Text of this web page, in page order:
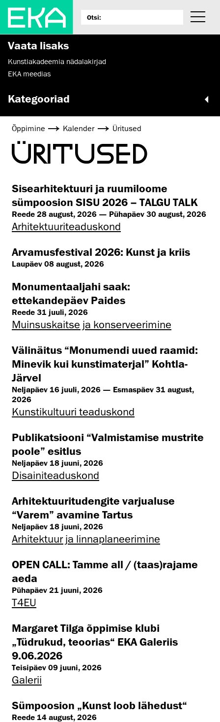
Vaata lisaks
Kunstiakadeemia nädalakirjad
EKA meedias
Kategooriad
Õppimine Kalender Üritused
ÜRITUSED
Sisearhitektuuri ja ruumiloome
sümpoosion SISU 2026 – TALGU TALK
Reede 28 august, 2026 — Pühapäev 30 august, 2026
Arhitektuuri­teaduskond
Arvamusfestival 2026: Kunst ja kriis
Laupäev 08 august, 2026
Monumentaaljahi saak:
ettekandepäev Paides
Reede 31 juuli, 2026
Muinsus­kaitse ja konserveerimine
Välinäitus “Monumendi uued raamid:
Minevik kui kunstimaterjal” Kohtla-
Järvel
Neljapäev 16 juuli, 2026 — Esmaspäev 31 august,
2026
Kunsti­kultuuri teaduskond
Publikatsiooni “Valmistamise mustrite
poole” esitlus
Neljapäev 18 juuni, 2026
Disaini­­teaduskond
Arhitektuuritudengite varjualuse
“Varem” avamine Tartus
Neljapäev 18 juuni, 2026
Arhitektuur ja linnaplaneerimine
OPEN CALL: Tamme all / (taas)rajame
aeda
Pühapäev 21 juuni, 2026
T4EU
Margaret Tilga õppimise klubi
„Tüdrukud, teoorias“ EKA Galeriis
9.06.2026
Teisipäev 09 juuni, 2026
Galerii
Sümpoosion „Kunst loob lähedust“
Reede 14 august, 2026